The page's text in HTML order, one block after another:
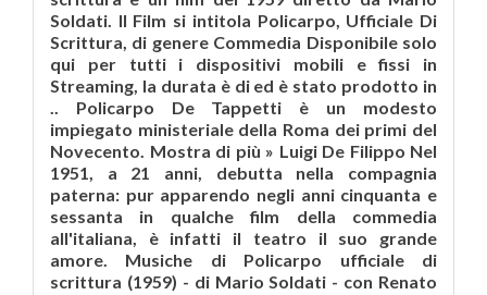
Soldati. Il Film si intitola Policarpo, Ufficiale Di
Scrittura, di genere Commedia Disponibile solo
qui per tutti i dispositivi mobili e fissi in
Streaming, la durata è di ed è stato prodotto in
.. Policarpo De Tappetti è un modesto
impiegato ministeriale della Roma dei primi del
Novecento. Mostra di più » Luigi De Filippo Nel
1951, a 21 anni, debutta nella compagnia
paterna: pur apparendo negli anni cinquanta e
sessanta in qualche film della commedia
all'italiana, è infatti il teatro il suo grande
amore. Musiche di Policarpo ufficiale di
scrittura (1959) - di Mario Soldati - con Renato